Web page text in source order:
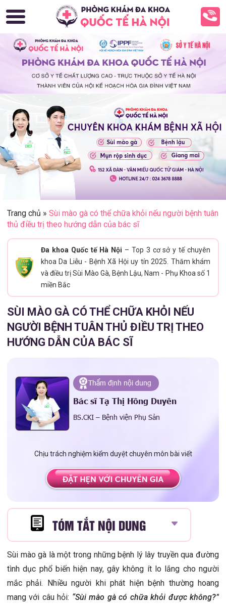
Trang chủ » Sùi mào gà có thể chữa khỏi nếu người bệnh tuân
thủ điều trị theo hướng dẫn của bác sĩ
Đa khoa Quốc tế Hà Nội – Top 3 cơ sở y tế chuyên
khoa Da Liễu - Bệnh Xã Hội uy tín 2025. Thăm khám
và điều trị Sùi Mào Gà, Bệnh Lậu, Nam - Phụ Khoa số 1
miền Bắc
SÙI MÀO GÀ CÓ THỂ CHỮA KHỎI NẾU
NGƯỜI BỆNH TUÂN THỦ ĐIỀU TRỊ THEO
HƯỚNG DẪN CỦA BÁC SĨ
Thẩm định nội dung
Bác sĩ Tạ Thị Hồng Duyên
BS.CKI – Bệnh viện Phụ Sản
Chịu trách nghiệm kiểm duyệt chuyên môn bài viết
TÓM TẮT NỘI DUNG
Sùi mào gà là một trong những bệnh lý lây truyền qua đường
tình dục phổ biến hiện nay, gây không ít lo lắng cho người
mắc phải. Nhiều người khi phát hiện bệnh thường hoang
mang với câu hỏi: “Sùi mào gà có chữa khỏi được không?”